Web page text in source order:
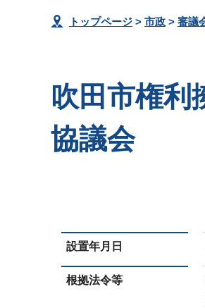
トップページ > 市政 > 審議
吹田市権利
協議会
設置年月日
根拠法令等